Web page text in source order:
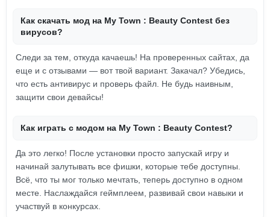
Как скачать мод на My Town : Beauty Contest без
вирусов?
Следи за тем, откуда качаешь! На проверенных сайтах, да
еще и с отзывами — вот твой вариант. Закачал? Убедись,
что есть антивирус и проверь файл. Не будь наивным,
защити свои девайсы!
Как играть с модом на My Town : Beauty Contest?
Да это легко! После установки просто запускай игру и
начинай залутывать все фишки, которые тебе доступны.
Всё, что ты мог только мечтать, теперь доступно в одном
месте. Наслаждайся геймплеем, развивай свои навыки и
участвуй в конкурсах.